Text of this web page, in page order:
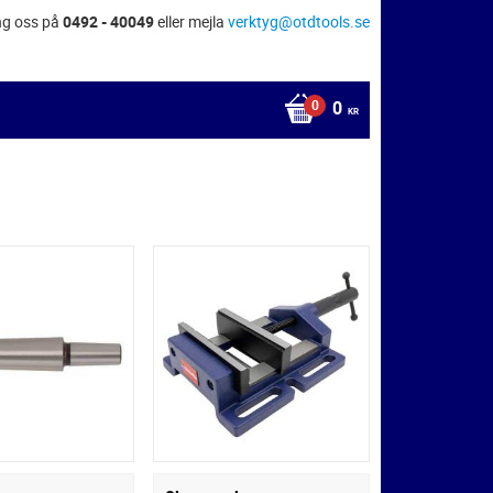
oss på 0492 - 40049eller mejla verktyg@otdtools.se
0 KR